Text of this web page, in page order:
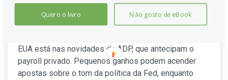
dos dados-chave do NFP
EUA está nas novidades da ADP, que antecipam o
payroll privado. Pequenos ganhos podem acender
apostas sobre o tom da política da Fed, enquanto
Quero o livro Não gosto de eBook